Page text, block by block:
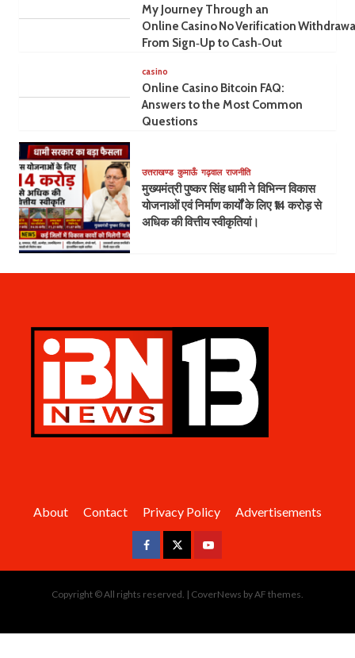
My Journey Through an
Online Casino No Verification
From Sign‑Up to Cash‑Out
casino
Online Casino Bitcoin FAQ:
Answers to the Most Common
Questions
उत्तराखण्ड कुमाऊँ गढ़वाल राजनीति
मुख्यमंत्री पुष्कर सिंह धामी ने विभिन्न विकास
योजनाओं एवं निर्माण कार्यों के लिए ₹14 करोड़ से
अधिक की वित्तीय स्वीकृतियां।
About Contact Privacy Policy Advertisements
FacebookTwitterYoutube
Copyright © All rights reserved. | CoverNews by AF themes.